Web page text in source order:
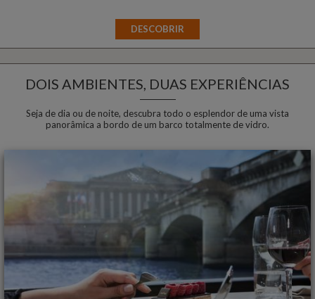
DESCOBRIR
DOIS AMBIENTES, DUAS EXPERIÊNCIAS
Seja de dia ou de noite, descubra todo o esplendor de uma vista
panorâmica a bordo de um barco totalmente de vidro.